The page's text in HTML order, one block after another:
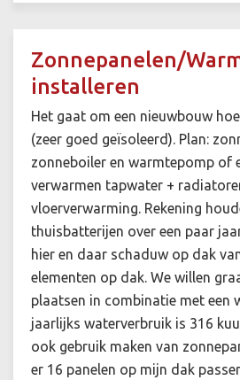
Zonnepanelen/
installeren
Het gaat om een nieuwbouw
(zeer goed geïsoleerd). Plan:
zonneboiler en warmtepomp of
verwarmen tapwater +
vloerverwarming. Rekening
thuisbatterijen over een paar
hier en daar schaduw op dak
elementen op dak. We willen
plaatsen in combinatie met een
jaarlijks waterverbruik is 316
ook gebruik maken van
er 16 panelen op mijn dak